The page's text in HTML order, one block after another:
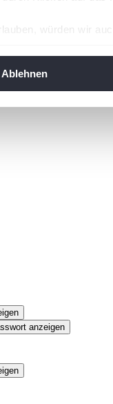
würden wir
Ablehnen
anzeigen